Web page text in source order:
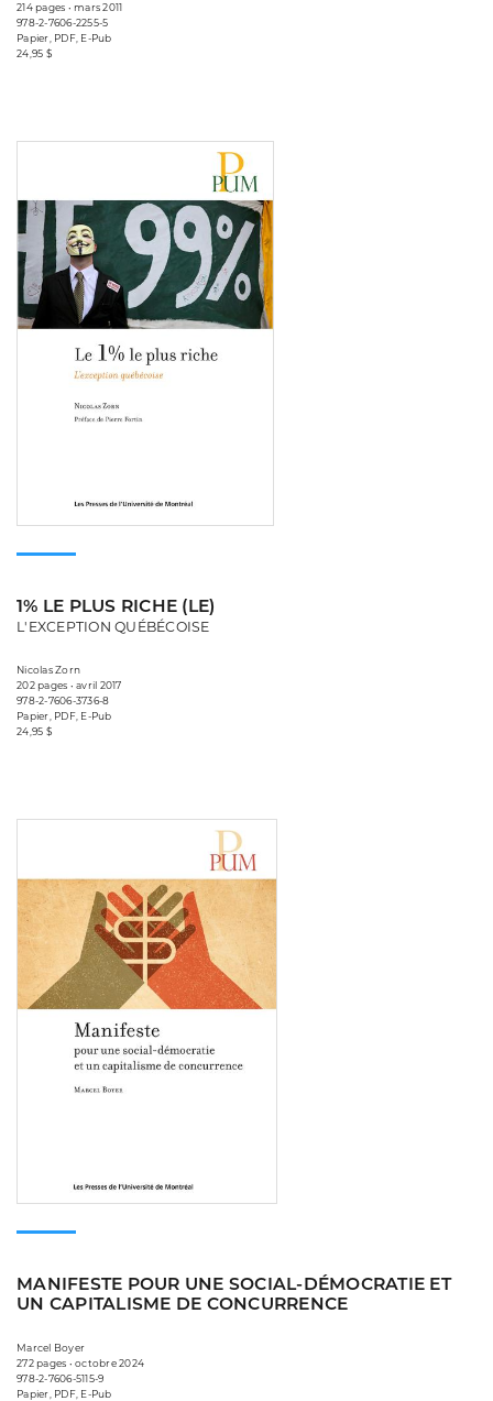
214 pages • mars 2011
978-2-7606-2255-5
Papier, PDF, E-Pub
24,95 $
1% LE PLUS RICHE (LE)
L'EXCEPTION QUÉBÉCOISE
Nicolas Zorn
202 pages • avril 2017
978-2-7606-3736-8
Papier, PDF, E-Pub
24,95 $
MANIFESTE POUR UNE SOCIAL-DÉMOCRATIE ET
UN CAPITALISME DE CONCURRENCE
Marcel Boyer
272 pages • octobre 2024
978-2-7606-5115-9
Papier, PDF, E-Pub